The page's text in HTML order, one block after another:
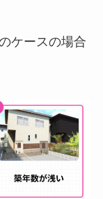
ケースの場合